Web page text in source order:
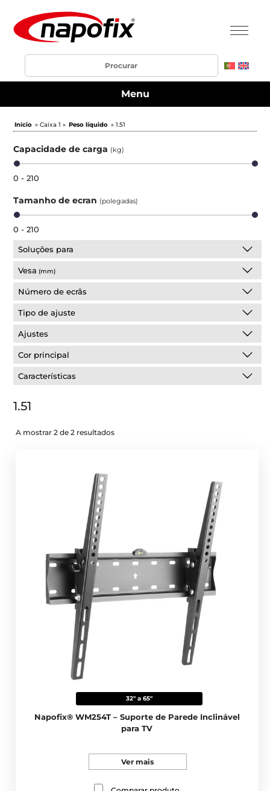
Menu
Início » Caixa 1 » Peso líquido » 1.51
Capacidade de carga (kg)
0 - 210
Tamanho de ecran (polegadas)
0 - 210
Soluções para
Vesa (mm)
Número de ecrâs
Tipo de ajuste
Ajustes
Cor principal
Características
1.51
A mostrar 2 de 2 resultados
32" a 65"
Napofix® WM254T – Suporte de Parede Inclinável
para TV
Ver mais